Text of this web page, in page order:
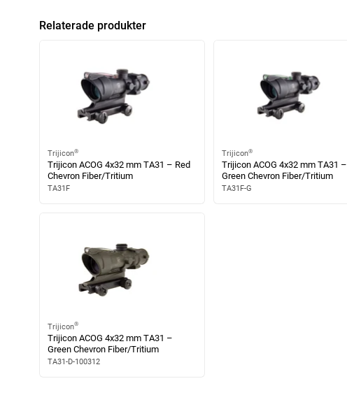
Relaterade produkter
Trijicon®
Trijicon ACOG 4x32 mm TA31 – Red
Chevron Fiber/Tritium
TA31F
Trijicon®
Trijicon ACOG 4x32 mm TA31 –
Green Chevron Fiber/Tritium
TA31F-G
Trijicon®
Trijicon ACOG 4x32 mm TA31 –
Green Chevron Fiber/Tritium
TA31-D-100312